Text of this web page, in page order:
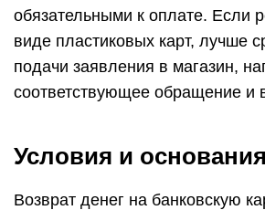
обязательными к оплате. Если
виде пластиковых карт, лучше
подачи заявления в магазин,
соответствующее обращение и
Условия и
Возврат денег на банковскую